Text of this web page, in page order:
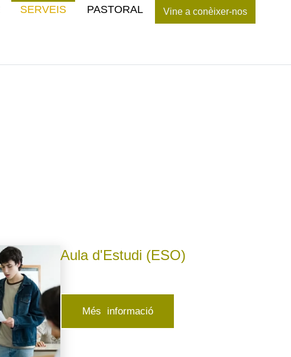
SERVEIS
PASTORAL
Vine a conèixer-nos
Aula d'Estudi (ESO)
Més informació